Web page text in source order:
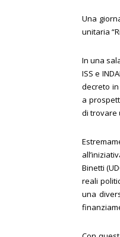
Una
unitaria
In una
ISS e
decreto
a
di trovare
Binetti
reali
una